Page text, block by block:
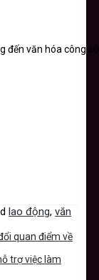
đến văn hóa công
lao động, văn
quan điểm về
trợ việc làm